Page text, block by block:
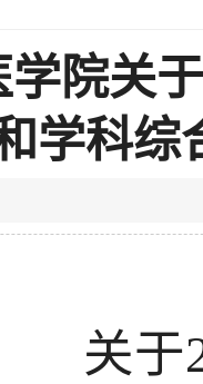
院关
学科综
关于